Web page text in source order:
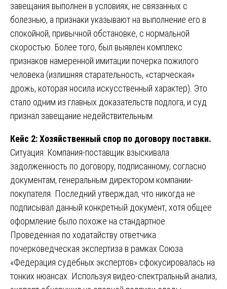
завещания выполнен в условиях, не связанных с
болезнью, а признаки указывают на выполнение его в
спокойной, привычной обстановке, с нормальной
скоростью. Более того, был выявлен комплекс
признаков намеренной имитации почерка пожилого
человека (излишняя старательность, «старческая»
дрожь, которая носила искусственный характер). Это
стало одним из главных доказательств подлога, и суд
признал завещание недействительным.
Кейс 2: Хозяйственный спор по договору поставки.
Ситуация: Компания-поставщик взыскивала
задолженность по договору, подписанному, согласно
документам, генеральным директором компании-
покупателя. Последний утверждал, что никогда не
подписывал данный конкретный документ, хотя общее
оформление было похоже на стандартное.
Проведенная по ходатайству ответчика
почерковедческая экспертиза в рамках Союза
«Федерация судебных экспертов» сфокусировалась на
тонких нюансах. Используя видео-спектральный анализ,